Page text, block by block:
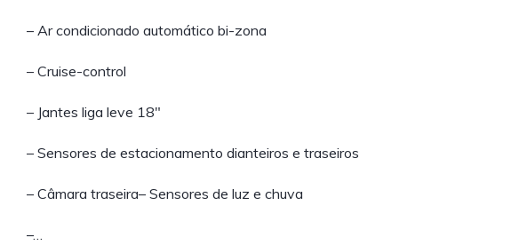
– Ar condicionado automático bi-zona
– Cruise-control
– Jantes liga leve 18″
– Sensores de estacionamento dianteiros e traseiros
– Câmara traseira– Sensores de luz e chuva
–…